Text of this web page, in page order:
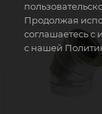
Продолжая
соглашаетесь с
с нашей